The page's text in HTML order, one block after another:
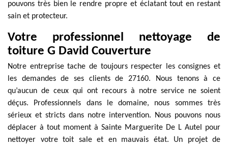
pouvons très bien le rendre propre et éclatant tout en restant
sain et protecteur.
Votre professionnel nettoyage de
toiture G David Couverture
Notre entreprise tache de toujours respecter les consignes et
les demandes de ses clients de 27160. Nous tenons à ce
qu’aucun de ceux qui ont recours à notre service ne soient
déçus. Professionnels dans le domaine, nous sommes très
sérieux et stricts dans notre intervention. Nous pouvons nous
déplacer à tout moment à Sainte Marguerite De L Autel pour
nettoyer votre toit sale et en mauvais état. Un projet de